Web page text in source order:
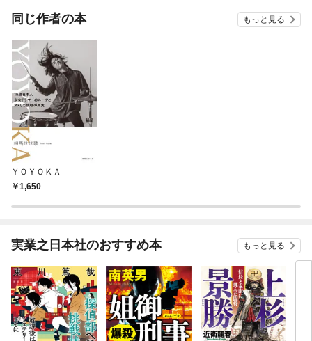
同じ作者の本 もっと見る
ＹＯＹＯＫＡ
1,650
実業之日本社のおすすめ本 もっと見る